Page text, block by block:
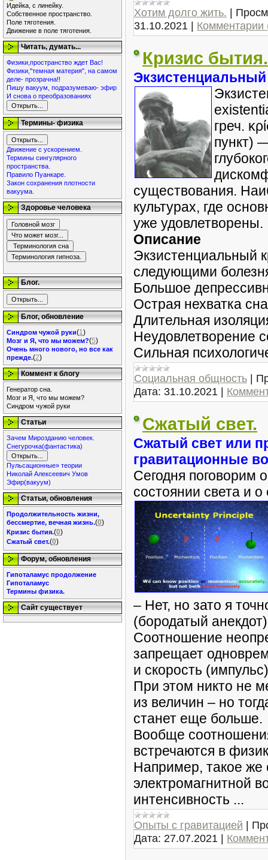
Идейка, с линейку.
Собственное пространство.
Поле тяготения.
Движение в поле тяготения.
Читать, думать...
Физики,пространство ждет Вас!
Физики,"темная материя", на самом
деле- прозрачна!!
Пишу вакуум, подразумеваю- эфир
И снова о преобразованиях
Термины- физика
Движение с ускорением.
Термины сингулярного
пространства.
Правило Пуанкаре.
Закон сохранения плотности
вакуума.
Здоровье человека
Блог.
Блог, обновление
Синдром чужой руки(1)
Мозг и Я, что мы можем?(5)
Очень много нового, но все как
прежде.(2)
Коммент к блогу
Генератор сна.
Мозг и Я, что мы можем?
Синдром чужой руки
Статьи
Зачем Мирозданию человек.
Снегурочка(фантастика)
Пульсационные» теории
Николай Алексеевич Умов
Эфир(вакуум)
Статьи, обновления
Продолжительность жизни,
бессмертие, вечная жизнь.(0)
Кризис бытия.(0)
Сжатый свет.(0)
Форум, обновления
Гипоталамус продолжение
Гипоталамус
Термины физика.
Сайт существует
Хотим долго жить. |
31.10.2021 | Комментарии
Кризис бытия.
Экзистенциальный
греч.
пункт)
существования.
культурах, где
уже удовлетворены.
Описание
Экзистенциальный
следующими
Большое
Острая нехватка
Длительная
Неудовлетворение
Сильная
Социальная общность |
Дата: 31.10.2021 |
Сжатый свет.
Сжатый свет или
гравитационные
Сегодня поговорим
состоянии света и
– Нет, но зато я
(бородатый анекдот)
Соотношение
запрещает
и скорость
При этом никто не
из величин – но
станет еще больше.
Вообще
встречаются в
Например, такое же
электромагнитной
интенсивность ...
Опыты с гравитацией |
Дата: 27.07.2021 |